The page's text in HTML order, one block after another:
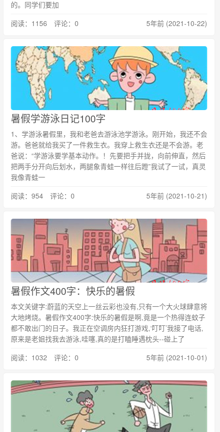
的。同学们要加
阅读：1156 评论：0
5年前 (2021-10-22)
暑假学游泳日记100字
1、学游泳暑假里，我和老爸去游泳池学游泳。刚开始，我还不会
游。爸爸就给我买了一件救生衣。我穿上救生衣还是不会游。老
爸说：“学游泳要学基本动作。！先要把手并拢，向前伸直，然后
把两手分开向后划水，两腿象青蛙一样往后蹬”我试了一试，真灵
我像青蛙一
阅读：954 评论：0
5年前 (2021-10-21)
暑假作文400字：快乐的暑假
本文关键字:蔚蓝的天空上一丝云彩也没有,只有一个大火球肆意将
大地烤烧。暑假作文400字:快乐的暑假是啊,竟是一个热得连蚊子
都不敢出门的日子。我正在空调房内狂打游戏,‘叮叮’我接了电话,
原来是老姐找我去游泳,哇噻,真的是打瞌睡遇枕头--碰上了
阅读：1032 评论：0
5年前 (2021-10-01)